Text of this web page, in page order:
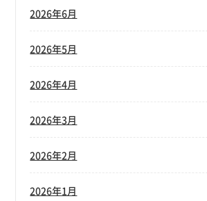
2026年6月
2026年5月
2026年4月
2026年3月
2026年2月
2026年1月